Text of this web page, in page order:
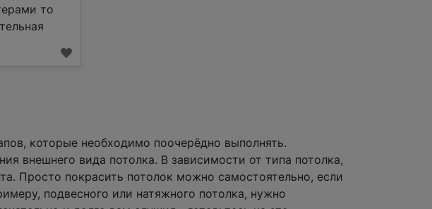
то
которые необходимо поочерёдно выполнять.
внешнего вида потолка. В зависимости от типа потолка,
Просто покрасить потолок можно самостоятельно, если
подвесного или натяжного потолка, нужно